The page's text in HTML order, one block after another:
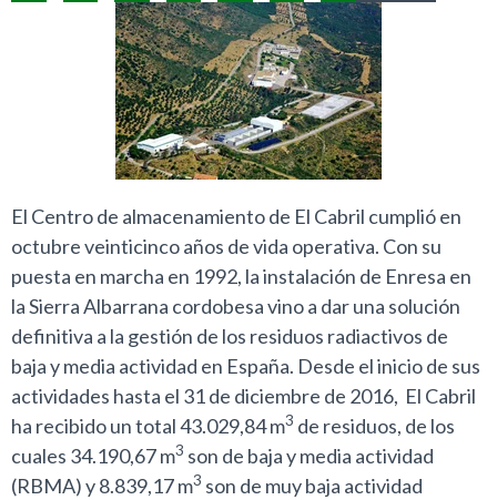
El Centro de almacenamiento de El Cabril cumplió en
octubre veinticinco años de vida operativa. Con su
puesta en marcha en 1992, la instalación de Enresa en
la Sierra Albarrana cordobesa vino a dar una solución
definitiva a la gestión de los residuos radiactivos de
baja y media actividad en España. Desde el inicio de sus
actividades hasta el 31 de diciembre de 2016, El Cabril
ha recibido un total 43.029,84 m3 de residuos, de los
cuales 34.190,67 m3 son de baja y media actividad
(RBMA) y 8.839,17 m3 son de muy baja actividad